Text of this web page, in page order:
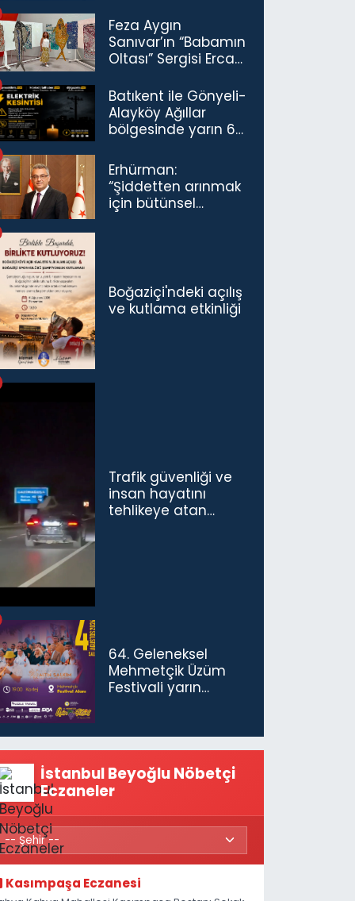
Feza Aygın
Sanıvar’ın “Babamın
Oltası” Sergisi Ercan
Açıldı
Batıkent ile Gönyeli-
Alayköy Ağıllar
bölgesinde yarın 6
kesintisi…
Erhürman:
“Şiddetten arınmak
için bütünsel
Boğaziçi'ndeki açılış
ve kutlama etkinliği
Trafik güvenliği ve
insan hayatını
tehlikeye atan
64. Geleneksel
Mehmetçik Üzüm
Festivali yarın
İstanbul Beyoğlu Nöbetçi
Eczaneler
Kasımpaşa Eczanesi